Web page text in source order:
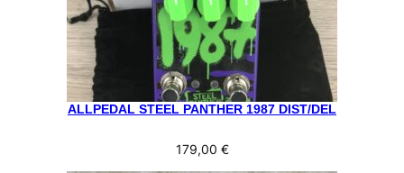
ALLPEDAL STEEL PANTHER 1987 DIST/DEL
179,00 €